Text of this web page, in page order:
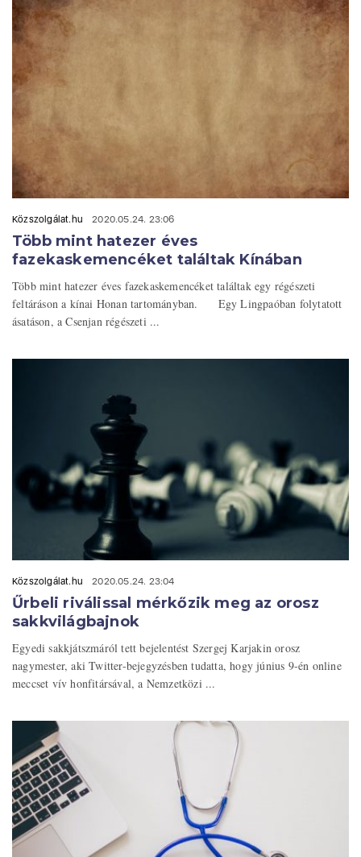
Közszolgálat.hu 2020.05.24. 23:06
Több mint hatezer éves
fazekaskemencéket találtak Kínában
Több mint hatezer éves fazekaskemencéket találtak egy régészeti
feltáráson a kínai Honan tartományban. Egy Lingpaóban folytatott
ásatáson, a Csenjan régészeti ...
Közszolgálat.hu 2020.05.24. 23:04
Űrbeli riválissal mérkőzik meg az orosz
sakkvilágbajnok
Egyedi sakkjátszmáról tett bejelentést Szergej Karjakin orosz
nagymester, aki Twitter-bejegyzésben tudatta, hogy június 9-én online
meccset vív honfitársával, a Nemzetközi ...